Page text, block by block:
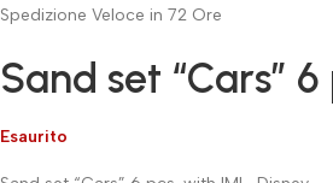
Spedizione Veloce in 72 Ore
Sand set “Cars”
Esaurito